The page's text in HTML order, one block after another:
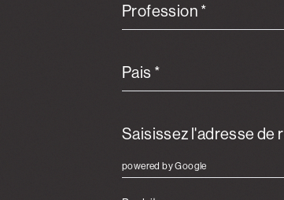
Profession *
Pais *
powered by Google